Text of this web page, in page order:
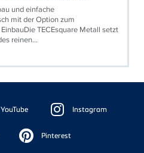
und einfache
mit der Option zum
TECEsquare Metall setzt
reinen...
YouTube Instagram
Pinterest